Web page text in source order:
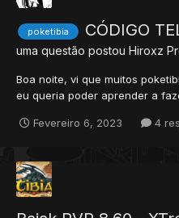
poketibia CÓDIGO
uma questão postou Hiroxz
Boa noite, vi que muitos
eu queria poder aprender a
com **tela extendida**
Fevereiro 6, 2023 4